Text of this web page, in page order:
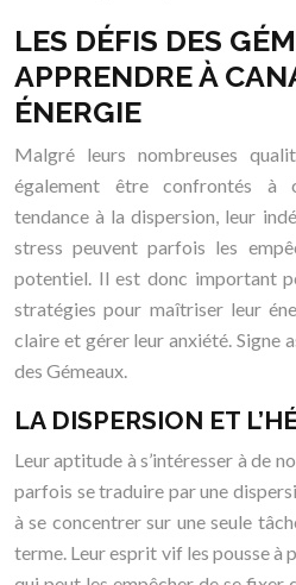
LES DÉFIS DES
APPRENDRE À
ÉNERGIE
Malgré leurs nombreuses
également être confrontés à
tendance à la dispersion, leur
stress peuvent parfois les
potentiel. Il est donc important
stratégies pour maîtriser leur
claire et gérer leur anxiété. Signe
des Gémeaux.
LA DISPERSION ET
Leur aptitude à s’intéresser à de
parfois se traduire par une
à se concentrer sur une seule
terme. Leur esprit vif les pousse à